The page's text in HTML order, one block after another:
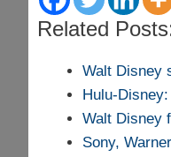
Related
Walt Disney
Hulu-
Walt Disney
Sony,